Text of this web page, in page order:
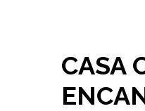
CASA